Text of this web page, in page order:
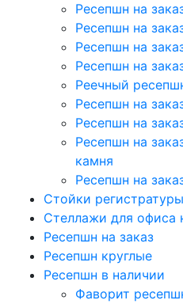
Ресепшн на
Ресепшн на
Ресепшн на
Ресепшн на
Реечный
Ресепшн на
Ресепшн на
Ресепшн на
камня
Ресепшн на
Стойки регистратуры
Стеллажи для офиса
Ресепшн на заказ
Ресепшн круглые
Ресепшн в наличии
Фаворит